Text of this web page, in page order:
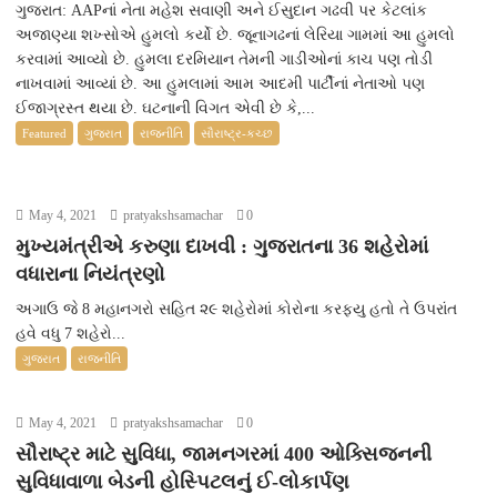
ગુજરાત: AAPનાં નેતા મહેશ સવાણી અને ઈસુદાન ગઢવી પર કેટલાંક
અજાણ્યા શખ્સોએ હુમલો કર્યો છે. જૂનાગઢનાં લેરિયા ગામમાં આ હુમલો
કરવામાં આવ્યો છે. હુમલા દરમિયાન તેમની ગાડીઓનાં કાચ પણ તોડી
નાખવામાં આવ્યાં છે. આ હુમલામાં આમ આદમી પાર્ટીનાં નેતાઓ પણ
ઈજાગ્રસ્ત થયા છે. ઘટનાની વિગત એવી છે કે,...
Featured ગુજરાત રાજનીતિ સૌરાષ્ટ્ર-કચ્છ
May 4, 2021 pratyakshsamachar 0
મુખ્યમંત્રીએ કરુણા દાખવી : ગુજરાતના 36 શહેરોમાં
વધારાના નિયંત્રણો
અગાઉ જે 8 મહાનગરો સહિત ૨૯ શહેરોમાં કોરોના કરફ્યુ હતો તે ઉપરાંત
હવે વધુ 7 શહેરો...
ગુજરાત રાજનીતિ
May 4, 2021 pratyakshsamachar 0
સૌરાષ્ટ્ર માટે સુવિધા, જામનગરમાં 400 ઓક્સિજનની
સુવિધાવાળા બેડની હોસ્પિટલનું ઈ-લોકાર્પણ